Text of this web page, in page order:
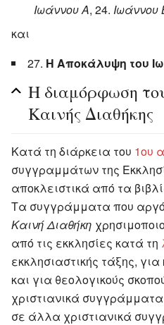
Ιωάννου Α, 24. Ιωάννου
και
27. Η Αποκάλυψη του
Η διαμόρφωση
Καινής Διαθήκης
Κατά τη διάρκεια του 1ου
συγγραμμάτων της
αποκλειστικά από τα
Τα συγγράμματα που
Καινή Διαθήκη
από τις εκκλησίες κατά τη
εκκλησιαστικής τάξης,
και για θεολογικούς
χριστιανικά
σε άλλα χριστιανικά